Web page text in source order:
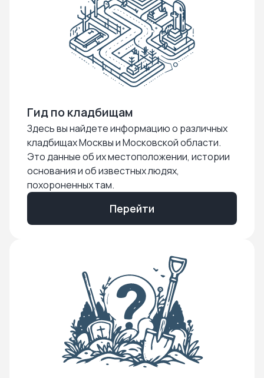
Гид по кладбищам
Здесь вы найдете информацию о различных
кладбищах Москвы и Московской области.
Это данные об их местоположении, истории
основания и об известных людях,
похороненных там.
Перейти